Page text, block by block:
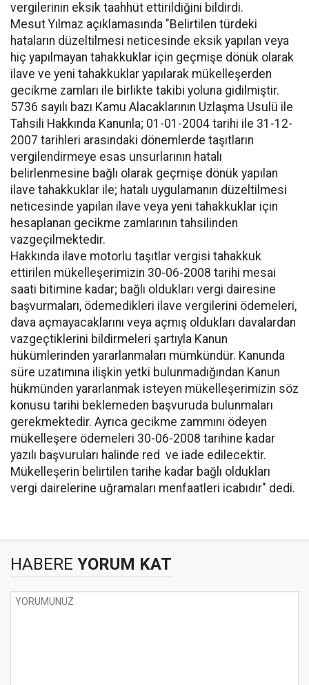
vergilerinin eksik taahhüt ettirildiğini bildirdi.
Mesut Yılmaz açıklamasında "Belirtilen türdeki
hataların düzeltilmesi neticesinde eksik yapılan veya
hiç yapılmayan tahakkuklar için geçmişe dönük olarak
ilave ve yeni tahakkuklar yapılarak mükelleşerden
gecikme zamları ile birlikte takibi yoluna gidilmiştir.
5736 sayılı bazı Kamu Alacaklarının Uzlaşma Usulü ile
Tahsili Hakkında Kanunla; 01-01-2004 tarihi ile 31-12-
2007 tarihleri arasındaki dönemlerde taşıtların
vergilendirmeye esas unsurlarının hatalı
belirlenmesine bağlı olarak geçmişe dönük yapılan
ilave tahakkuklar ile; hatalı uygulamanın düzeltilmesi
neticesinde yapılan ilave veya yeni tahakkuklar için
hesaplanan gecikme zamlarının tahsilinden
vazgeçilmektedir.
Hakkında ilave motorlu taşıtlar vergisi tahakkuk
ettirilen mükelleşerimizin 30-06-2008 tarihi mesai
saati bitimine kadar; bağlı oldukları vergi dairesine
başvurmaları, ödemedikleri ilave vergilerini ödemeleri,
dava açmayacaklarını veya açmış oldukları davalardan
vazgeçtiklerini bildirmeleri şartıyla Kanun
hükümlerinden yararlanmaları mümkündür. Kanunda
süre uzatımına ilişkin yetki bulunmadığından Kanun
hükmünden yararlanmak isteyen mükelleşerimizin söz
konusu tarihi beklemeden başvuruda bulunmaları
gerekmektedir. Ayrıca gecikme zammını ödeyen
mükelleşere ödemeleri 30-06-2008 tarihine kadar
yazılı başvuruları halinde red ve iade edilecektir.
Mükelleşerin belirtilen tarihe kadar bağlı oldukları
vergi dairelerine uğramaları menfaatleri icabıdır" dedi.
HABERE YORUM KAT